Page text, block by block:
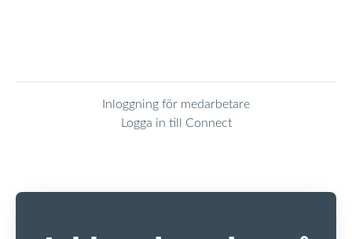
Inloggning för medarbetare
Logga in till Connect